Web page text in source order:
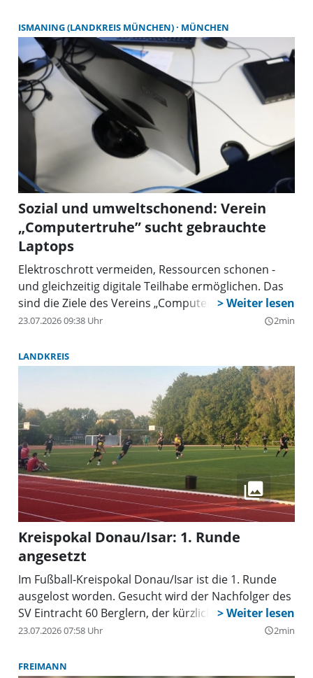
ISMANING (LANDKREIS MÜNCHEN) MÜNCHEN
Sozial und umweltschonend: Verein
„Computertruhe” sucht gebrauchte
Laptops
Elektroschrott vermeiden, Ressourcen schonen -
und gleichzeitig digitale Teilhabe ermöglichen. Das
sind die Ziele des Vereins „Computertruhe”, der
auch in und um München aktiv ist.
23.07.2026 09:38 Uhr query_builder2min
LANDKREIS
Kreispokal Donau/Isar: 1. Runde
angesetzt
Im Fußball-Kreispokal Donau/Isar ist die 1. Runde
ausgelost worden. Gesucht wird der Nachfolger des
SV Eintracht 60 Berglern, der kürzlich gegen den TSV
1860 München spielte.
23.07.2026 07:58 Uhr query_builder2min
FREIMANN